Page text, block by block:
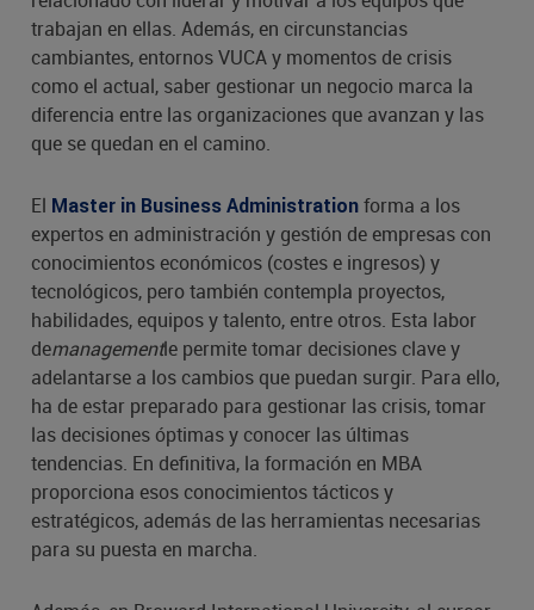
trabajan en ellas. Además, en circunstancias
cambiantes, entornos VUCA y momentos de crisis
como el actual, saber gestionar un negocio marca la
diferencia entre las organizaciones que avanzan y las
que se quedan en el camino.
El Master in Business Administration forma a los
expertos en administración y gestión de empresas con
conocimientos económicos (costes e ingresos) y
tecnológicos, pero también contempla proyectos,
habilidades, equipos y talento, entre otros. Esta labor
demanagementle permite tomar decisiones clave y
adelantarse a los cambios que puedan surgir. Para ello,
ha de estar preparado para gestionar las crisis, tomar
las decisiones óptimas y conocer las últimas
tendencias. En definitiva, la formación en MBA
proporciona esos conocimientos tácticos y
estratégicos, además de las herramientas necesarias
para su puesta en marcha.